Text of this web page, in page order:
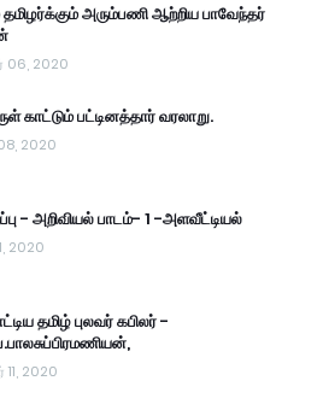
தமிழர்க்கும் அரும்பணி ஆற்றிய பாவேந்தர்
06, 2020
காட்டும் பட்டினத்தார் வரலாறு.
2020
- அறிவியல் பாடம்- 1 -அளவீட்டியல்
2020
தமிழ் புலவர் கபிலர் -
2020